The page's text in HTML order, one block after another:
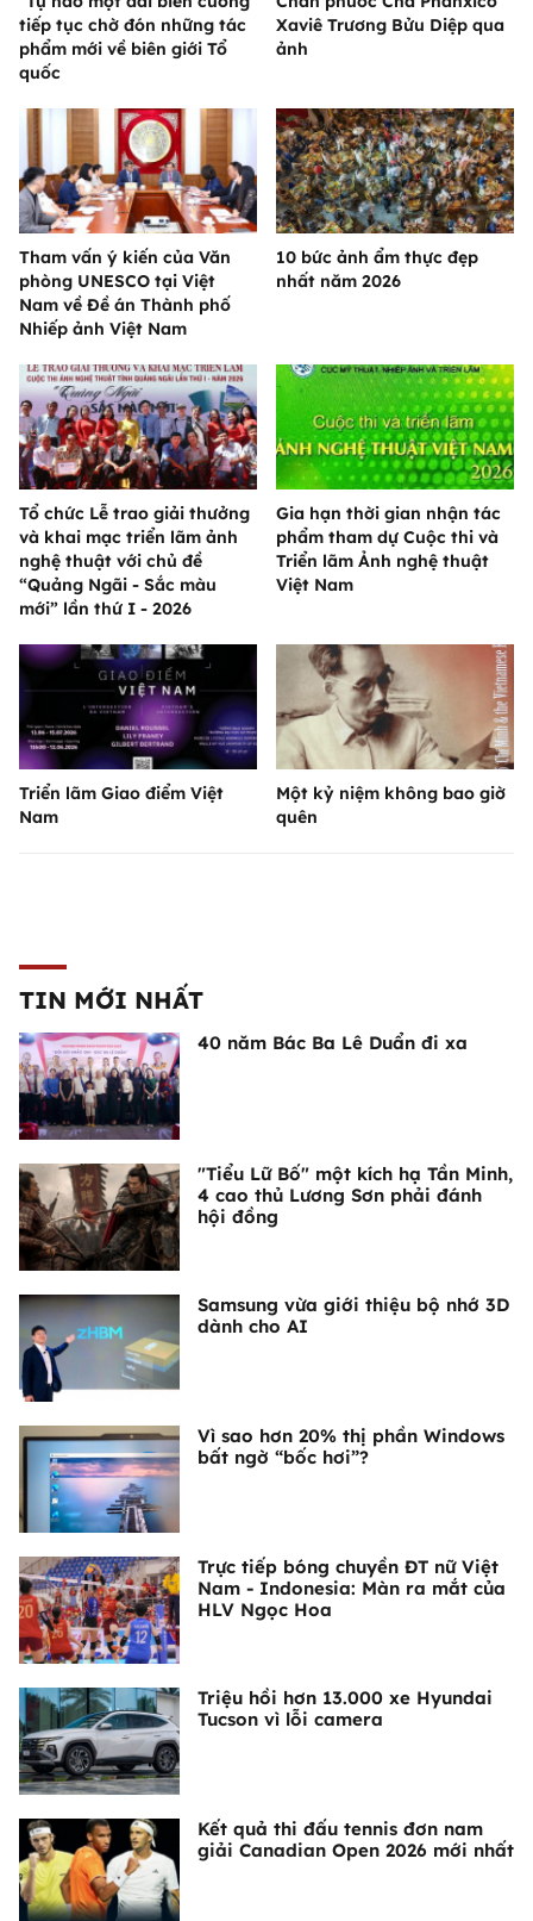
tiếp tục chờ đón những tác
phẩm mới về biên giới Tổ
quốc
Xaviê Trương Bửu Diệp qua
ảnh
Tham vấn ý kiến của Văn
phòng UNESCO tại Việt
Nam về Đề án Thành phố
Nhiếp ảnh Việt Nam
10 bức ảnh ẩm thực đẹp
nhất năm 2026
Tổ chức Lễ trao giải thưởng
và khai mạc triển lãm ảnh
nghệ thuật với chủ đề
“Quảng Ngãi - Sắc màu
mới” lần thứ I - 2026
Gia hạn thời gian nhận tác
phẩm tham dự Cuộc thi và
Triển lãm Ảnh nghệ thuật
Việt Nam
Triển lãm Giao điểm Việt
Nam
Một kỷ niệm không bao giờ
quên
TIN MỚI NHẤT
40 năm Bác Ba Lê Duẩn đi xa
"Tiểu Lữ Bố" một kích hạ Tần Minh,
4 cao thủ Lương Sơn phải đánh
hội đồng
Samsung vừa giới thiệu bộ nhớ 3D
dành cho AI
Vì sao hơn 20% thị phần Windows
bất ngờ “bốc hơi”?
Trực tiếp bóng chuyền ĐT nữ Việt
Nam - Indonesia: Màn ra mắt của
HLV Ngọc Hoa
Triệu hồi hơn 13.000 xe Hyundai
Tucson vì lỗi camera
Kết quả thi đấu tennis đơn nam
giải Canadian Open 2026 mới nhất